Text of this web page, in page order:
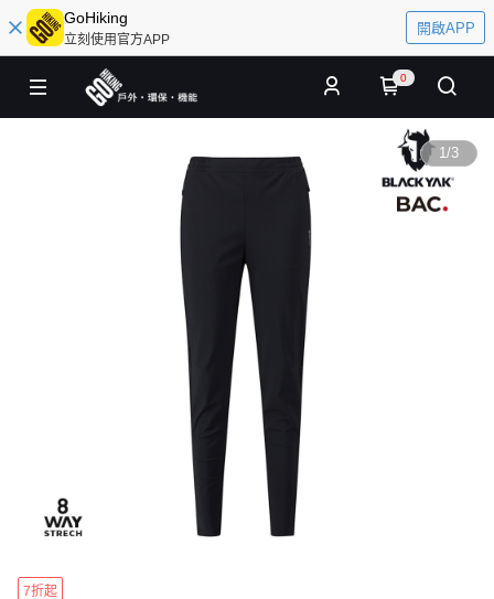
GoHiking
立刻使用官方APP
開啟APP
0
1/3
7折起